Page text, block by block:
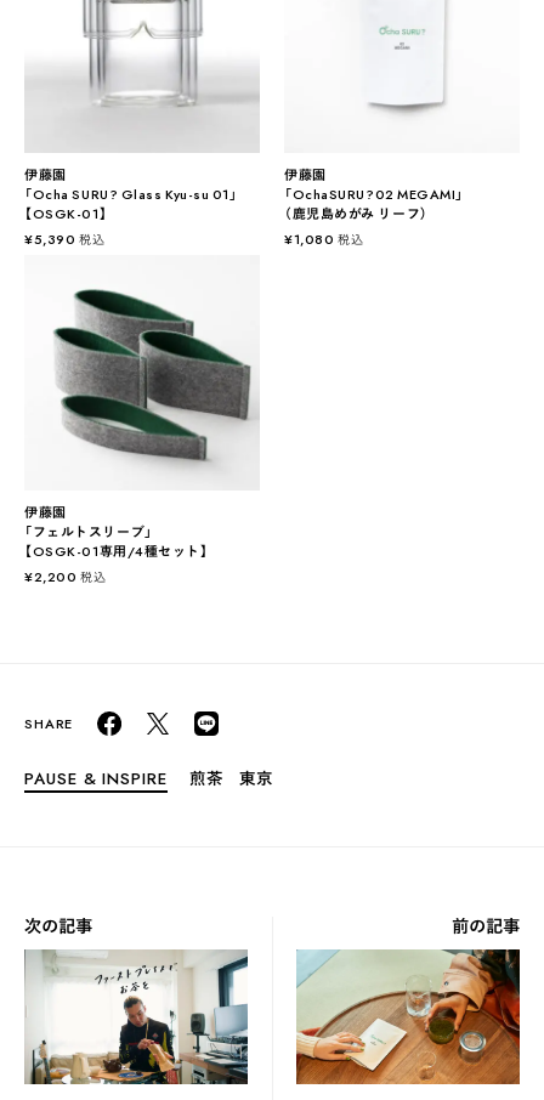
伊藤園
「Ocha SURU? Glass Kyu-su 01」
【OSGK-01】
¥5,390 税込
伊藤園
「OchaSURU?02 MEGAMI」
（鹿児島めがみ リーフ）
¥1,080 税込
伊藤園
「フェルトスリーブ」
【OSGK-01専用/4種セット】
¥2,200 税込
PAUSE & INSPIRE 煎茶 東京
次の記事 前の記事